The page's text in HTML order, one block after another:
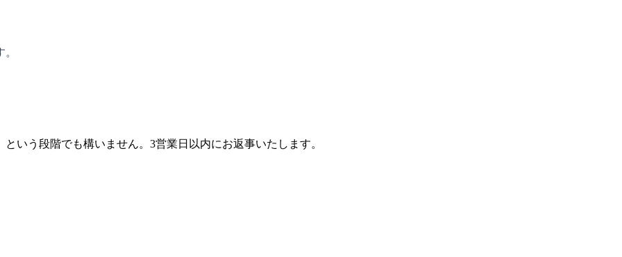
いう段階でも構いません。3営業日以内にお返事いたします。